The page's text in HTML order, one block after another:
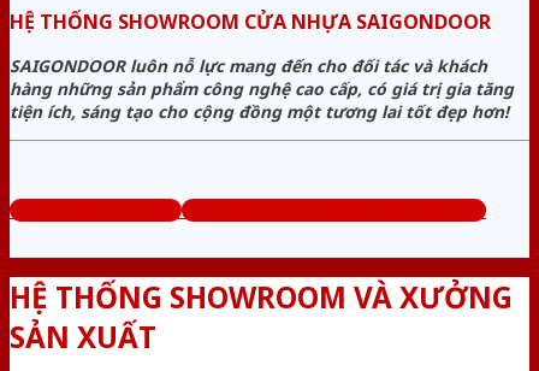
HỆ THỐNG SHOWROOM CỬA NHỰA SAIGONDOOR
SAIGONDOOR luôn nỗ lực mang đến cho đối tác và khách
hàng những sản phẩm công nghệ cao cấp, có giá trị gia tăng
tiện ích, sáng tạo cho cộng đồng một tương lai tốt đẹp hơn!
www.cuanhuago.com Tổng đài tư vấn miễn phí: 0824.400.400
HỆ THỐNG SHOWROOM VÀ XƯỞNG
SẢN XUẤT